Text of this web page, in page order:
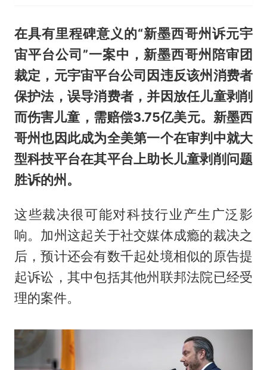
在具有里程碑意义的“新墨西哥州诉元宇
宙平台公司”一案中，新墨西哥州陪审团
裁定，元宇宙平台公司因违反该州消费者
保护法，误导消费者，并因放任儿童剥削
而伤害儿童，需赔偿3.75亿美元。新墨西
哥州也因此成为全美第一个在审判中就大
型科技平台在其平台上助长儿童剥削问题
胜诉的州。
这些裁决很可能对科技行业产生广泛影
响。加州这起关于社交媒体成瘾的裁决之
后，预计还会有数千起处境相似的原告提
起诉讼，其中包括其他州联邦法院已经受
理的案件。